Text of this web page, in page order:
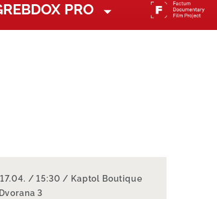
PRO
/ 15:30 / Kaptol Boutique
3